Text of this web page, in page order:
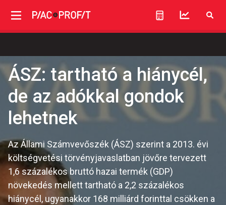
ÁSZ: tartható a hiánycél,
de az adókkal gondok
lehetnek
Az Állami Számvevőszék (ÁSZ) szerint a 2013. évi
költségvetési törvényjavaslatban jövőre tervezett
1,6 százalékos bruttó hazai termék (GDP)
növekedés mellett tartható a 2,2 százalékos
hiánycél, ugyanakkor 168 milliárd forinttal csökken a